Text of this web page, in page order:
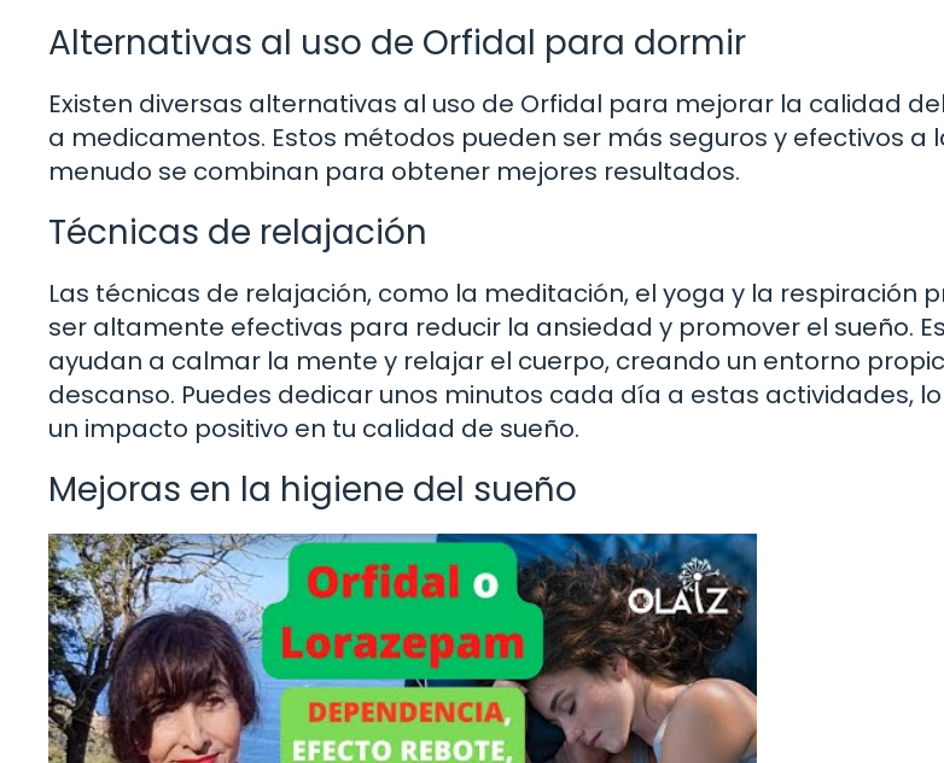
Alternativas al uso de Orfidal para dormir
Existen diversas alternativas al uso de Orfidal para mejorar la calidad
a medicamentos. Estos métodos pueden ser más seguros y efectivos a
menudo se combinan para obtener mejores resultados.
Técnicas de relajación
Las técnicas de relajación, como la meditación, el yoga y la respiración
ser altamente efectivas para reducir la ansiedad y promover el sueño.
ayudan a calmar la mente y relajar el cuerpo, creando un entorno
descanso. Puedes dedicar unos minutos cada día a estas actividades,
un impacto positivo en tu calidad de sueño.
Mejoras en la higiene del sueño